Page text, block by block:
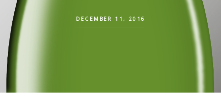
DECEMBER 11, 2016